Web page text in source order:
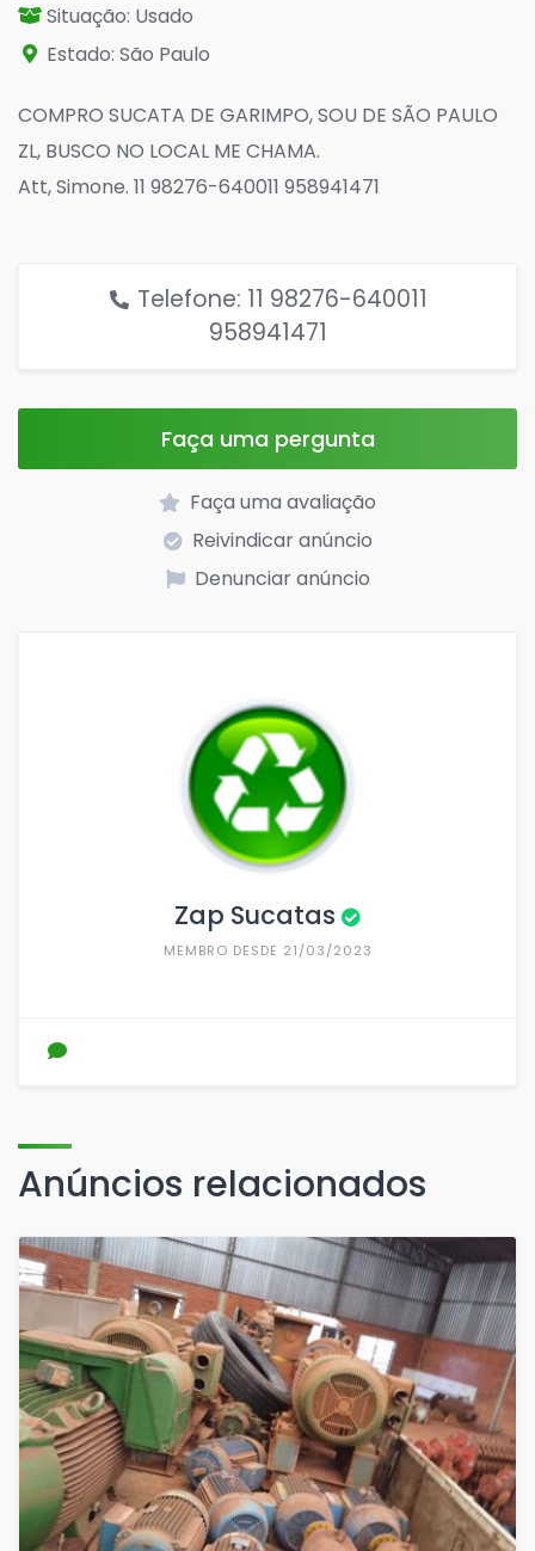
Situação: Usado
Estado: São Paulo
COMPRO SUCATA DE GARIMPO, SOU DE SÃO PAULO
ZL, BUSCO NO LOCAL ME CHAMA.
Att, Simone. 11 98276-640011 958941471
Telefone: 11 98276-640011
958941471
Faça uma pergunta
Faça uma avaliação
Reivindicar anúncio
Denunciar anúncio
Zap Sucatas
MEMBRO DESDE 21/03/2023
Anúncios relacionados